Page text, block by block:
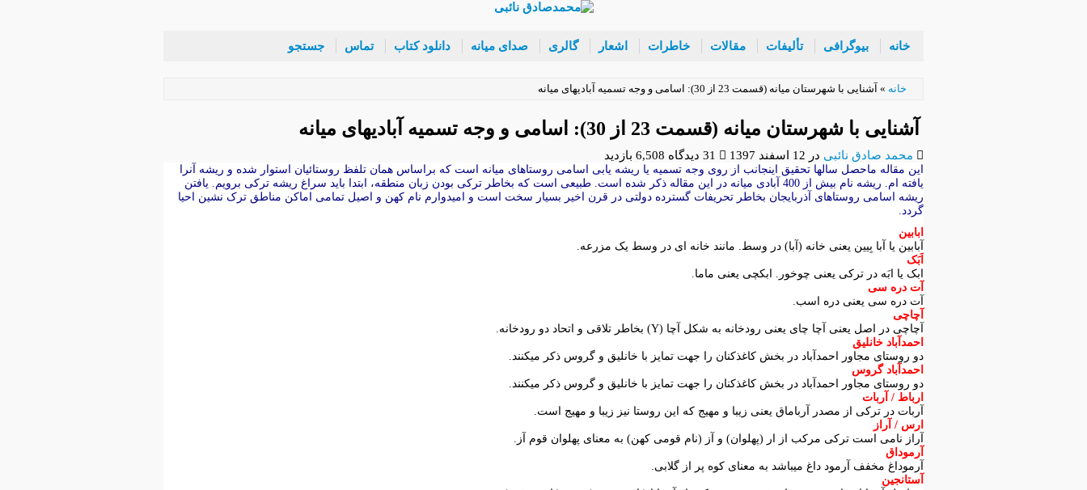
رفتن
اصلی
خانه بیوگرافی تألیفات مقالات خاطرات اشعار گالری صدای میانه دانلود کتاب تماس جستجو
خانه » آشنایی با شهرستان میانه (قسمت 23 از 30): اسامی و وجه تسمیه آبادیهای میانه
آشنایی با شهرستان میانه (قسمت 23 از 30): اسامی و وجه تسمیه آبادیهای میانه
محمد صادق نائبی در 12 اسفند 1397 6,508 بازدید
این مقاله ماحصل سالها تحقیق اینجانب از روی وجه تسمیه یا ریشه یابی اسامی روستاهای میانه است که براساس همان تلفظ روستائیان استوار شده و ریشه آنرا
یافته ام. ریشه نام بیش از 400 آبادی میانه در این مقاله ذکر شده است. طبیعی است که بخاطر ترکی بودن زبان منطقه، ابتدا باید سراغ ریشه ترکی برویم. یافتن
ریشه اسامی روستاهای آذربایجان بخاطر تحریفات گسترده دولتی در قرن اخیر بسیار سخت است و امیدوارم نام کهن و اصیل تمامی اماکن مناطق ترک نشین احیا
گردد.
ابابین
آبابین یا آبا بِیین یعنی خانه (آبا) در وسط. مانند خانه ای در وسط یک مزرعه.
اَبَک
ابک یا ابَه در ترکی یعنی چوخور. ابکچی یعنی ماما.
آت دره سی
آت دره سی یعنی دره اسب.
آچاچی
آچاچی در اصل یعنی آچا چای یعنی رودخانه به شکل آچا (Y) بخاطر تلاقی و اتحاد دو رودخانه.
احمدآباد خانلیق
دو روستای مجاور احمدآباد در بخش کاغذکنان را جهت تمایز با خانلیق و گروس ذکر میکنند.
احمدآباد گروس
دو روستای مجاور احمدآباد در بخش کاغذکنان را جهت تمایز با خانلیق و گروس ذکر میکنند.
ارباط / آربات
آربات در ترکی از مصدر آرباماق یعنی زیبا و مهیج که این روستا نیز زیبا و مهیج است.
ارس / آراز
آراز نامی است ترکی مرکب از ار (پهلوان) و آز (نام قومی کهن) به معنای پهلوان قوم آز.
آرموداق
آرموداغ مخفف آرمود داغ میباشد به معنای کوه پر از گلابی.
آستانجین